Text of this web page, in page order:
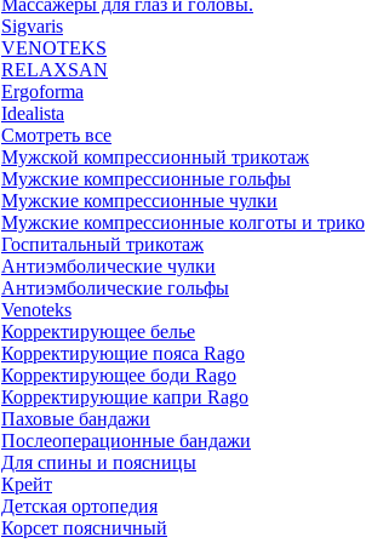
Массажеры для глаз и головы.
Sigvaris
VENOTEKS
RELAXSAN
Ergoforma
Idealista
Смотреть все
Мужской компрессионный трикотаж
Мужские компрессионные гольфы
Мужские компрессионные чулки
Мужские компрессионные колготы и трико
Госпитальный трикотаж
Антиэмболические чулки
Антиэмболические гольфы
Venoteks
Корректирующее белье
Корректирующие пояса Rago
Корректирующее боди Rago
Корректирующие капри Rago
Паховые бандажи
Послеоперационные бандажи
Для спины и поясницы
Крейт
Детская ортопедия
Корсет поясничный